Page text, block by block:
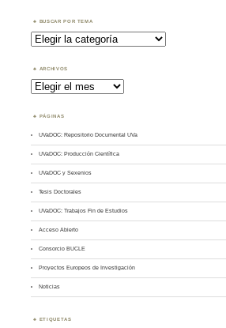
BUSCAR POR TEMA
Buscar
por
Tema
ARCHIVOS
Archivos
PÁGINAS
UVaDOC: Repositorio Documental UVa
UVaDOC: Producción Científica
UVaDOC y Sexenios
Tesis Doctorales
UVaDOC: Trabajos Fin de Estudios
Acceso Abierto
Consorcio BUCLE
Proyectos Europeos de Investigación
Noticias
ETIQUETAS